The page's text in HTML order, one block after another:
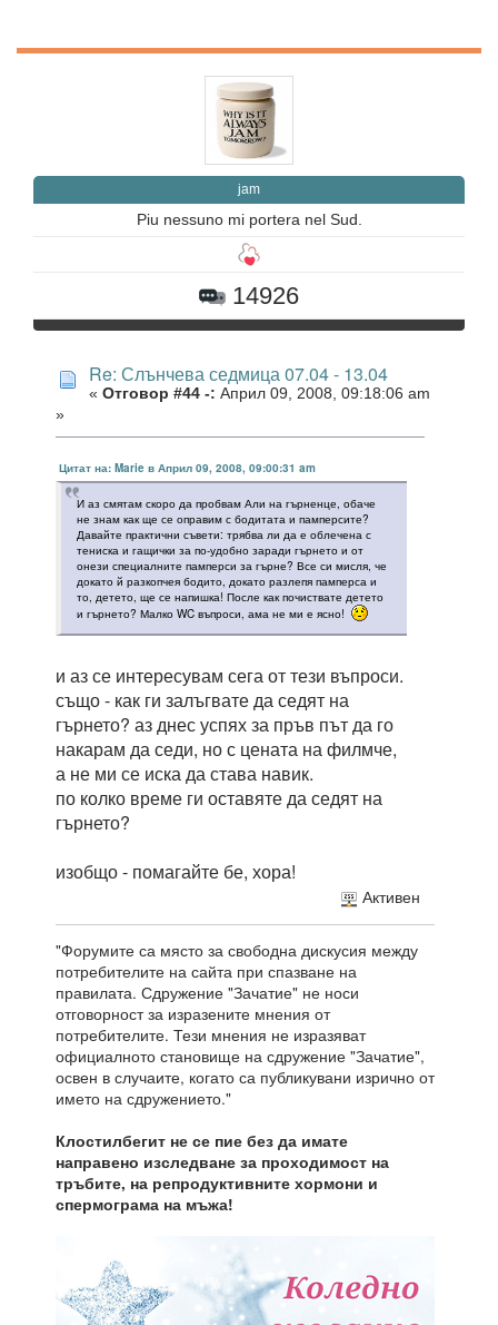
jam
Piu nessuno mi portera nel Sud.
14926
Re: Слънчева седмица 07.04 - 13.04
« Отговор #44 -: Април 09, 2008, 09:18:06 am
»
Цитат на: Marie в Април 09, 2008, 09:00:31 am
И аз смятам скоро да пробвам Али на гърненце, обаче
не знам как ще се оправим с бодитата и памперсите?
Давайте практични съвети: трябва ли да е облечена с
тениска и гащички за по-удобно заради гърнето и от
онези специалните памперси за гърне? Все си мисля, че
докато й разкопчея бодито, докато разлепя памперса и
то, детето, ще се напишка! После как почиствате детето
и гърнето? Малко WC въпроси, ама не ми е ясно!
и аз се интересувам сега от тези въпроси.
също - как ги залъгвате да седят на
гърнето? аз днес успях за пръв път да го
накарам да седи, но с цената на филмче,
а не ми се иска да става навик.
по колко време ги оставяте да седят на
гърнето?
изобщо - помагайте бе, хора!
Активен
"Форумите са място за свободна дискусия между
потребителите на сайта при спазване на
правилата. Сдружение "Зачатие" не носи
отговорност за изразените мнения от
потребителите. Тези мнения не изразяват
официалното становище на сдружение "Зачатие",
освен в случаите, когато са публикувани изрично от
името на сдружението."
Клостилбегит не се пие без да имате
направено изследване за проходимост на
тръбите, на репродуктивните хормони и
спермограма на мъжа!